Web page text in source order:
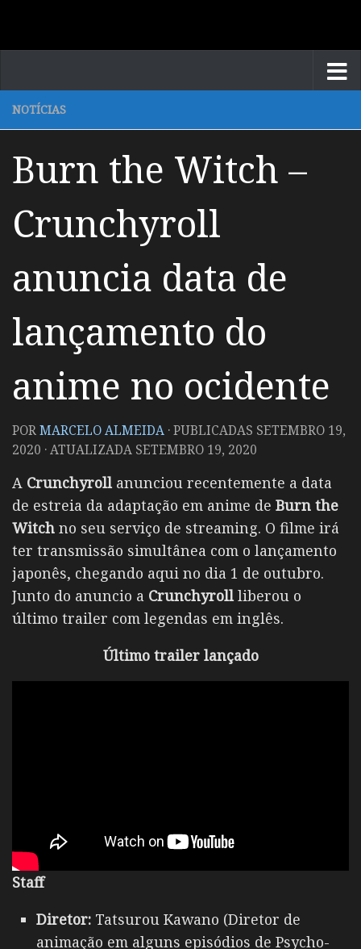
NOTÍCIAS
Burn the Witch –
Crunchyroll
anuncia data de
lançamento do
anime no ocidente
PORMARCELO ALMEIDA · PUBLICADAS SETEMBRO 19,
2020 · ATUALIZADA SETEMBRO 19, 2020
A Crunchyrollanunciou recentemente a data
de estreia da adaptação em anime de Burn the
Witch no seu serviço de streaming. O filme irá
ter transmissão simultânea com o lançamento
japonês, chegando aqui no dia 1 de outubro.
Junto do anuncio a Crunchyrollliberou o
último trailer com legendas em inglês.
Último trailer lançado
Staff
Diretor: Tatsurou Kawano (Diretor de
animação em alguns episódios de Psycho-